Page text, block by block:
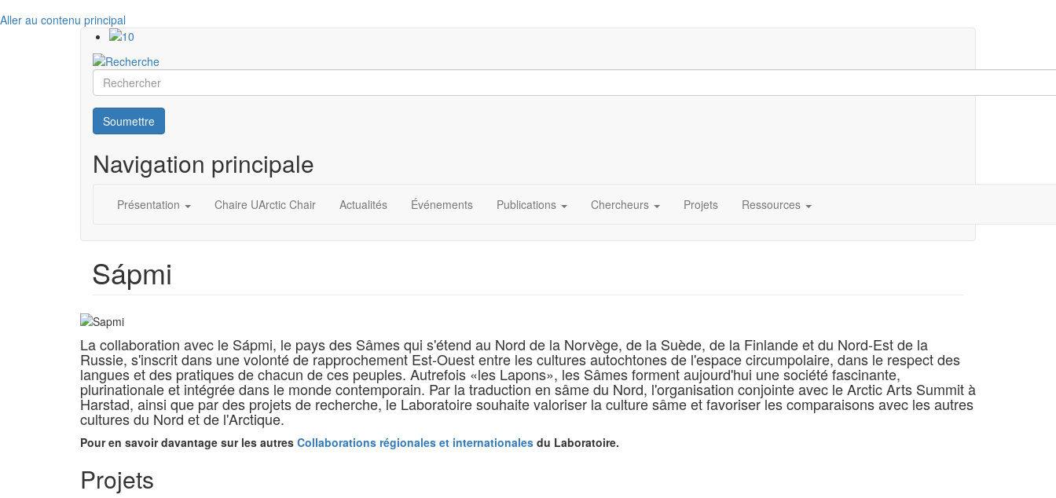
Aller au contenu principal
Rechercher
Soumettre
Navigation principale
Présentation Chaire UArctic Chair Actualités Événements Publications Chercheurs Projets Ressources
Sápmi
La collaboration avec le Sápmi, le pays des Sâmes qui s'étend au Nord de la Norvège, de la Suède, de la Finlande et du Nord-Est de la
Russie, s'inscrit dans une volonté de rapprochement Est-Ouest entre les cultures autochtones de l'espace circumpolaire, dans le respect des
langues et des pratiques de chacun de ces peuples. Autrefois «les Lapons», les Sâmes forment aujourd'hui une société fascinante,
plurinationale et intégrée dans le monde contemporain. Par la traduction en sâme du Nord, l'organisation conjointe avec le Arctic Arts Summit à
Harstad, ainsi que par des projets de recherche, le Laboratoire souhaite valoriser la culture sâme et favoriser les comparaisons avec les autres
cultures du Nord et de l'Arctique.
Pour en savoir davantage sur les autres Collaborations régionales et internationales du Laboratoire.
Projets